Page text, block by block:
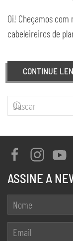
Oi! Chegamos
cabeleireiros de
CONTINUE
ASSINE A